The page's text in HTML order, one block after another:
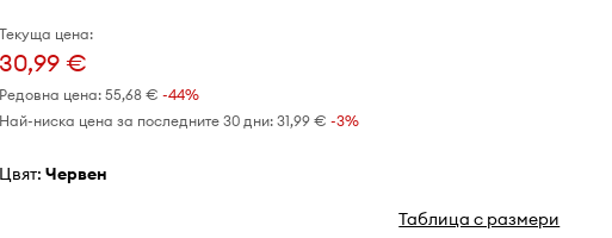
Текуща цена:
30,99 €
Редовна цена: 55,68 € -44%
Най-ниска цена за последните 30 дни: 31,99 € -3%
Цвят: червен
Таблица с размери